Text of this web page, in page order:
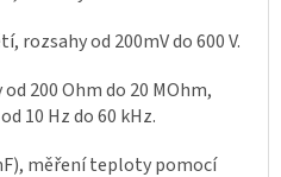
rozsahy od 200mV do 600 V.
200 Ohm do 20 MOhm,
10 Hz do 60 kHz.
měření teploty pomocí